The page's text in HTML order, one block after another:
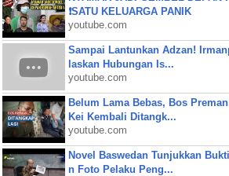
❗SATU KELUARGA PANIK
youtube.com
Sampai Lantunkan Adzan!
laskan Hubungan Is...
youtube.com
Belum Lama Bebas, Bos
Kei Kembali Ditangk...
youtube.com
Novel Baswedan Tunjukkan
n Foto Pelaku Peng...